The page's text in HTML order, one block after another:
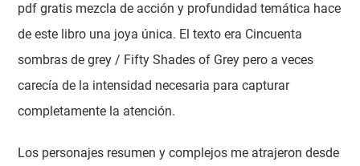
pdf gratis mezcla de acción y profundidad temática hace
de este libro una joya única. El texto era Cincuenta
sombras de grey / Fifty Shades of Grey pero a veces
carecía de la intensidad necesaria para capturar
completamente la atención.
Los personajes resumen y complejos me atrajeron desde